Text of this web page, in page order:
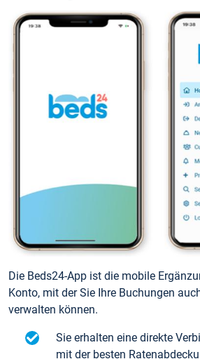
Die Beds24-App ist die mobile
Konto, mit der Sie Ihre Buchungen
verwalten können.
Sie erhalten eine direkte
mit der besten